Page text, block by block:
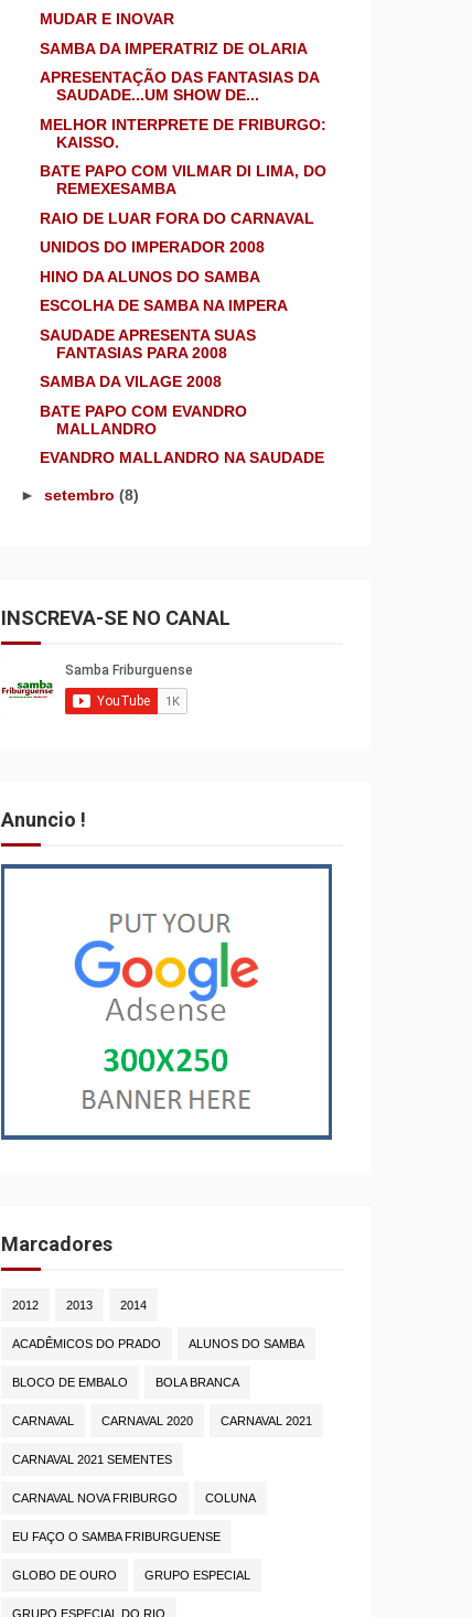
MUDAR E INOVAR
SAMBA DA IMPERATRIZ DE OLARIA
APRESENTAÇÃO DAS FANTASIAS DA
SAUDADE...UM SHOW DE...
MELHOR INTERPRETE DE FRIBURGO:
KAISSO.
BATE PAPO COM VILMAR DI LIMA, DO
REMEXESAMBA
RAIO DE LUAR FORA DO CARNAVAL
UNIDOS DO IMPERADOR 2008
HINO DA ALUNOS DO SAMBA
ESCOLHA DE SAMBA NA IMPERA
SAUDADE APRESENTA SUAS
FANTASIAS PARA 2008
SAMBA DA VILAGE 2008
BATE PAPO COM EVANDRO
MALLANDRO
EVANDRO MALLANDRO NA SAUDADE
► setembro (8)
INSCREVA-SE NO CANAL
Anuncio !
Marcadores
2012 2013 2014
ACADÊMICOS DO PRADO ALUNOS DO SAMBA
BLOCO DE EMBALO BOLA BRANCA
CARNAVAL CARNAVAL 2020 CARNAVAL 2021
CARNAVAL 2021 SEMENTES
CARNAVAL NOVA FRIBURGO COLUNA
EU FAÇO O SAMBA FRIBURGUENSE
GLOBO DE OURO GRUPO ESPECIAL
GRUPO ESPECIAL DO RIO